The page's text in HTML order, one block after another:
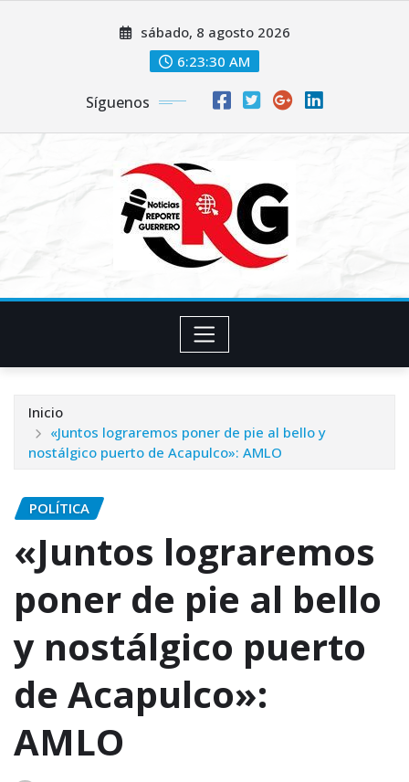
sábado, 8 agosto 2026
6:23:31 AM
Síguenos
Inicio
«Juntos lograremos poner de pie al bello y
nostálgico puerto de Acapulco»: AMLO
POLÍTICA
«Juntos lograremos
poner de pie al bello
y nostálgico puerto
de Acapulco»:
AMLO